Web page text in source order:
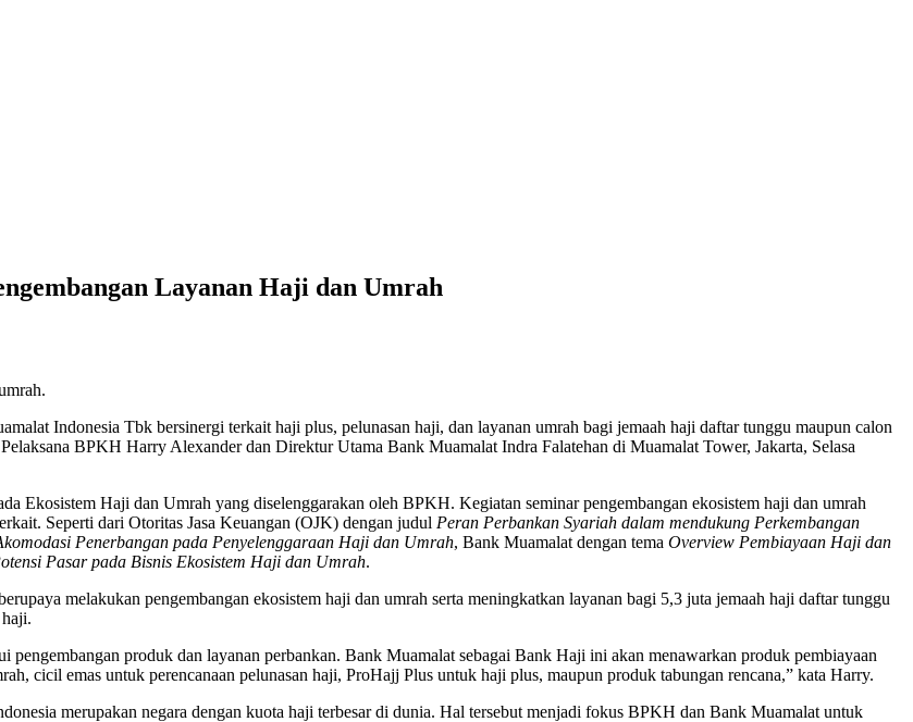
Layanan Haji dan Umrah
Indonesia Tbk bersinergi terkait haji plus, pelunasan haji, dan layanan umrah bagi jemaah haji daftar tunggu maupun calon
BPKH Harry Alexander dan Direktur Utama Bank Muamalat Indra Falatehan di Muamalat Tower, Jakarta, Selasa
Ekosistem Haji dan Umrah yang diselenggarakan oleh BPKH. Kegiatan seminar pengembangan ekosistem haji dan umrah
Seperti dari Otoritas Jasa Keuangan (OJK) dengan judul Peran Perbankan Syariah dalam mendukung Perkembangan
Penerbangan pada Penyelenggaraan Haji dan Umrah, Bank Muamalat dengan tema Overview Pembiayaan Haji dan
Pasar pada Bisnis Ekosistem Haji dan Umrah.
melakukan pengembangan ekosistem haji dan umrah serta meningkatkan layanan bagi 5,3 juta jemaah haji daftar tunggu
produk dan layanan perbankan. Bank Muamalat sebagai Bank Haji ini akan menawarkan produk pembiayaan
cicil emas untuk perencanaan pelunasan haji, ProHajj Plus untuk haji plus, maupun produk tabungan rencana,” kata Harry.
merupakan negara dengan kuota haji terbesar di dunia. Hal tersebut menjadi fokus BPKH dan Bank Muamalat untuk